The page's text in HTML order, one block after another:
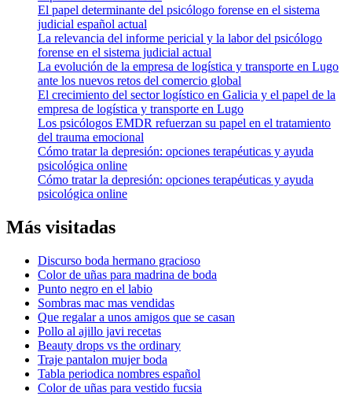
El papel determinante del psicólogo forense en el sistema
judicial español actual
La relevancia del informe pericial y la labor del psicólogo
forense en el sistema judicial actual
La evolución de la empresa de logística y transporte en Lugo
ante los nuevos retos del comercio global
El crecimiento del sector logístico en Galicia y el papel de la
empresa de logística y transporte en Lugo
Los psicólogos EMDR refuerzan su papel en el tratamiento
del trauma emocional
Cómo tratar la depresión: opciones terapéuticas y ayuda
psicológica online
Cómo tratar la depresión: opciones terapéuticas y ayuda
psicológica online
Más visitadas
Discurso boda hermano gracioso
Color de uñas para madrina de boda
Punto negro en el labio
Sombras mac mas vendidas
Que regalar a unos amigos que se casan
Pollo al ajillo javi recetas
Beauty drops vs the ordinary
Traje pantalon mujer boda
Tabla periodica nombres español
Color de uñas para vestido fucsia